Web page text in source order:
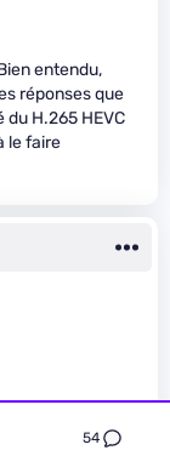
54
entendu,
réponses que
H.265 HEVC
le faire